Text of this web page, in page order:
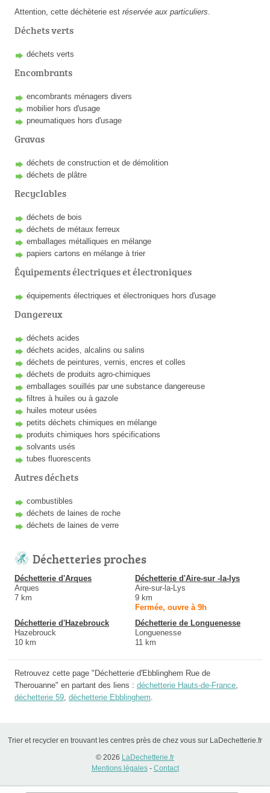
Attention, cette déchèterie est réservée aux particuliers
Déchets verts
déchets verts
Encombrants
encombrants ménagers divers
mobilier hors d'usage
pneumatiques hors d'usage
Gravas
déchets de construction et de démolition
déchets de plâtre
Recyclables
déchets de bois
déchets de métaux ferreux
emballages métalliques en mélange
papiers cartons en mélange à trier
Équipements électriques et électroniques
équipements électriques et électroniques hors d'usage
Dangereux
déchets acides
déchets acides, alcalins ou salins
déchets de peintures, vernis, encres et colles
déchets de produits agro-chimiques
emballages souillés par une substance dangereuse
filtres à huiles ou à gazole
huiles moteur usées
petits déchets chimiques en mélange
produits chimiques hors spécifications
solvants usés
tubes fluorescents
Autres déchets
combustibles
déchets de laines de roche
déchets de laines de verre
Déchetteries proches
Déchetterie d'Arques
Arques
7 km
Déchetterie d'Aire-sur -la-lys
Aire-sur-la-Lys
9 km
Fermée, ouvre à 9h
Déchetterie d'Hazebrouck
Hazebrouck
10 km
Déchetterie de Longuenesse
Longuenesse
11 km
Retrouvez cette page "Déchetterie d'Ebblinghem Rue de
Therouanne" en partant des liens : déchetterie Hauts-de-France
déchetterie 59 déchetterie Ebblinghem
Trier et recycler en trouvant les centres près de chez vous sur LaDechetterie.fr
© 2026 LaDechetterie.fr
Mentions légales- Contact